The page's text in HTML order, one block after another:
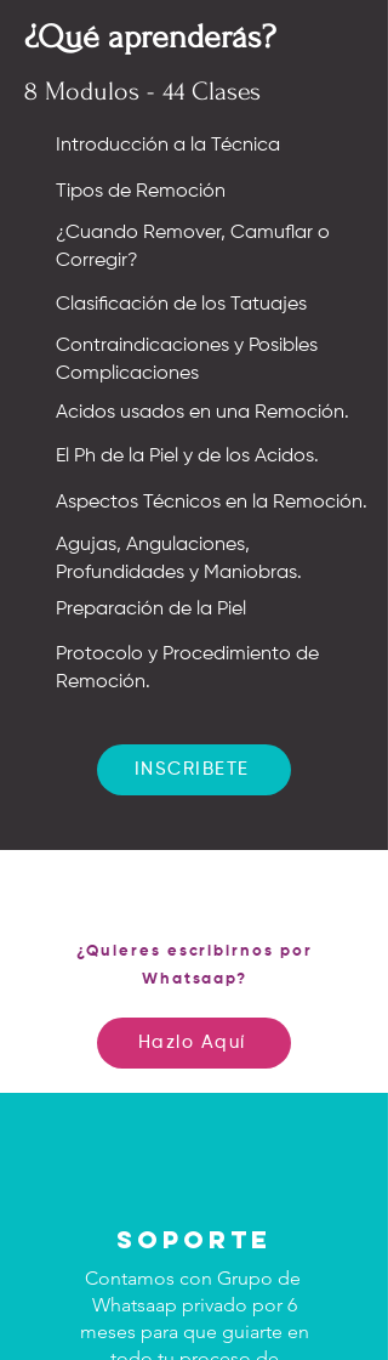
¿Qué aprenderás?
8 Modulos - 44 Clases
Introducción a la Técnica
Tipos de Remoción
¿Cuando Remover, Camuflar o
Corregir?
Clasificación de los Tatuajes
Contraindicaciones y Posibles
Complicaciones
Acidos usados en una Remoción.
El Ph de la Piel y de los Acidos.
Aspectos Técnicos en la Remoción.
Agujas, Angulaciones,
Profundidades y Maniobras.
Preparación de la Piel
Protocolo y Procedimiento de
Remoción.
INSCRIBETE
¿Quieres escribirnos por
Whatsaap?
Hazlo Aquí
soporte
Contamos con Grupo de
Whatsaap privado por 6
meses para que guiarte en